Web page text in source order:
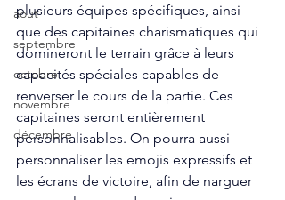
aout
septembre
octobre
novembre
décembre
plusieurs équipes spécifiques, ainsi
que des capitaines charismatiques qui
domineront le terrain grâce à leurs
capacités spéciales capables de
renverser le cours de la partie. Ces
capitaines seront entièrement
personnalisables. On pourra aussi
personnaliser les emojis expressifs et
les écrans de victoire, afin de narguer